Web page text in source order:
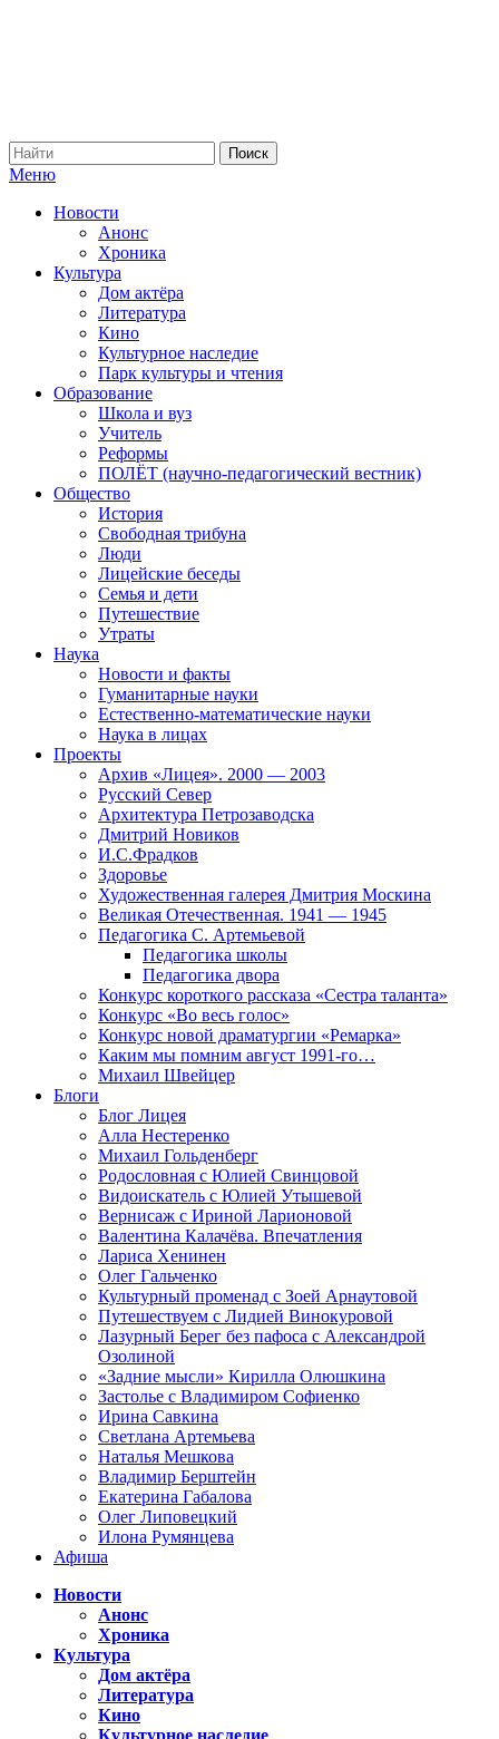
Меню
Новости
Анонс
Хроника
Культура
Дом актёра
Литература
Кино
Культурное наследие
Парк культуры и чтения
Образование
Школа и вуз
Учитель
Реформы
ПОЛЁТ (научно-педагогический вестник)
Общество
История
Свободная трибуна
Люди
Лицейские беседы
Семья и дети
Путешествие
Утраты
Наука
Новости и факты
Гуманитарные науки
Естественно-математические науки
Наука в лицах
Проекты
Архив «Лицея». 2000 — 2003
Русский Север
Архитектура Петрозаводска
Дмитрий Новиков
И.С.Фрадков
Здоровье
Художественная галерея Дмитрия Москина
Великая Отечественная. 1941 — 1945
Педагогика С. Артемьевой
Педагогика школы
Педагогика двора
Конкурс короткого рассказа «Сестра таланта»
Конкурс «Во весь голос»
Конкурс новой драматургии «Ремарка»
Каким мы помним август 1991-го…
Михаил Швейцер
Блоги
Блог Лицея
Алла Нестеренко
Михаил Гольденберг
Родословная с Юлией Свинцовой
Видоискатель с Юлией Утышевой
Вернисаж с Ириной Ларионовой
Валентина Калачёва. Впечатления
Лариса Хенинен
Олег Гальченко
Культурный променад с Зоей Арнаутовой
Путешествуем с Лидией Винокуровой
Лазурный Берег без пафоса с Александрой
Озолиной
«Задние мысли» Кирилла Олюшкина
Застолье с Владимиром Софиенко
Ирина Савкина
Светлана Артемьева
Наталья Мешкова
Владимир Берштейн
Екатерина Габалова
Олег Липовецкий
Илона Румянцева
Афиша
Новости
Анонс
Хроника
Культура
Дом актёра
Литература
Кино